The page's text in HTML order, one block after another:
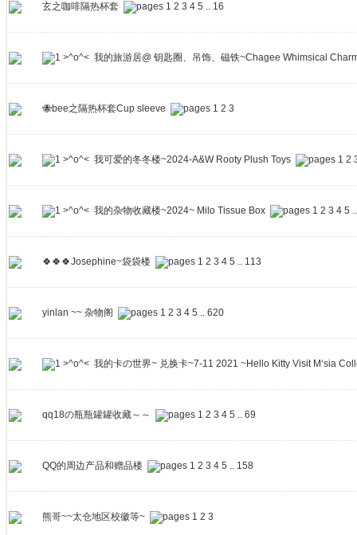
玄之咖啡隔热杯套 1 2 3 4 5 .. 16
>^o^< 我的旅游居@ 钥匙圈、吊饰、磁铁~Chagee Whimsical
🐝bee之隔热杯套Cup sleeve 1 2 3
>^o^< 我可爱的冬冬楼~2024-A&W Rooty Plush Toys 1 2
>^o^< 我的杂物收藏楼~2024~ Milo Tissue Box 1 2 3 4 5
🍀🍀🍀Josephine~袋袋楼 1 2 3 4 5 .. 113
yinlan ~~ 杂物阁 1 2 3 4 5 .. 620
>^o^< 我的卡の世界~ 兑换卡~7-11 2021 ~Hello Kitty Visit M‘sia
qq18の瓶瓶罐罐收藏～～ 1 2 3 4 5 .. 69
QQ的周边产品和赠品楼 1 2 3 4 5 .. 158
熊哥~~太仓地区校徽等~ 1 2 3